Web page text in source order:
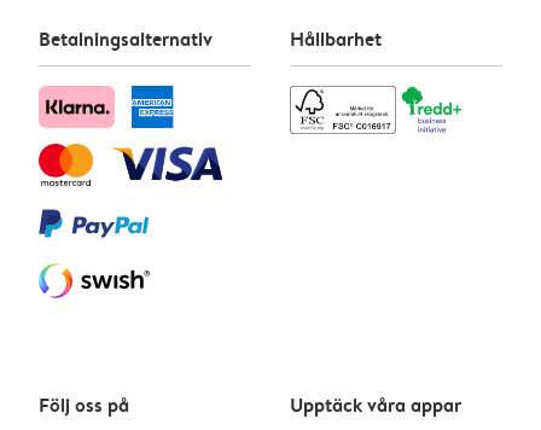
Betalningsalternativ Hållbarhet
Följ oss på Upptäck våra appar